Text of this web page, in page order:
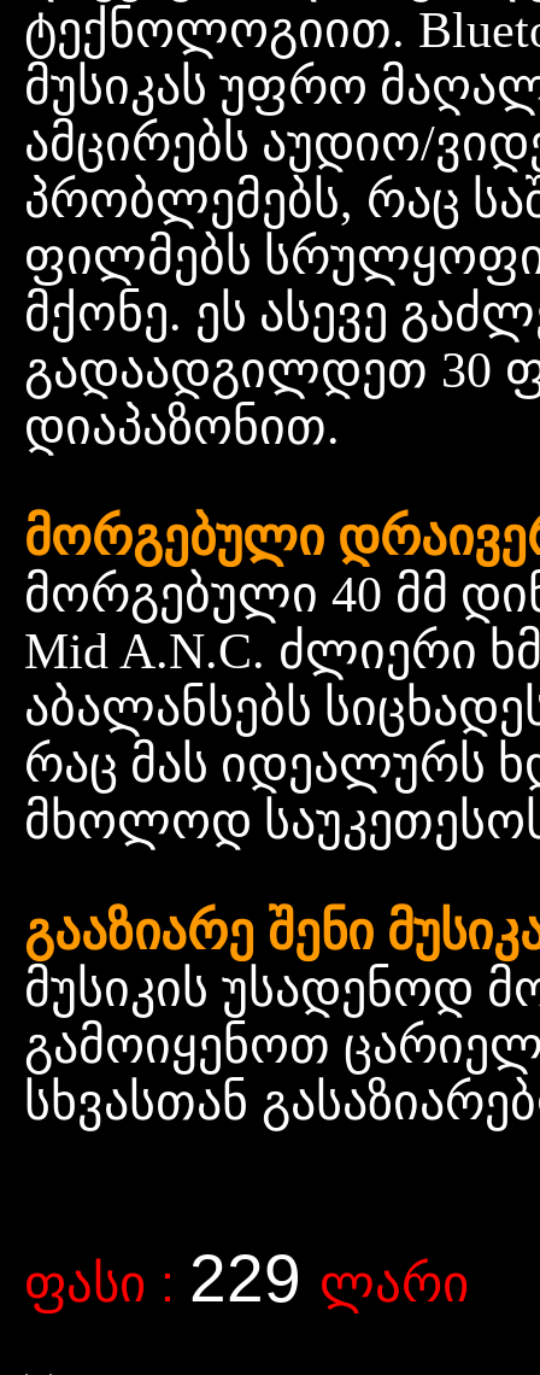
ტექნოლოგიით.
მუსიკას უფრო
ამცირებს აუდიო/
პრობლემებს, რაც
ფილმებს
მქონე. ეს ასევე
გადაადგილდეთ 30
დიაპაზონით.
მორგებული
მორგებული 40 მმ
Mid A.N.C. ძლიერი
აბალანსებს
რაც მას იდეალურს
მხოლოდ
გააზიარე შენი
მუსიკის უსადენოდ
გამოიყენოთ
სხვასთან
ფასი : 229 ლარი